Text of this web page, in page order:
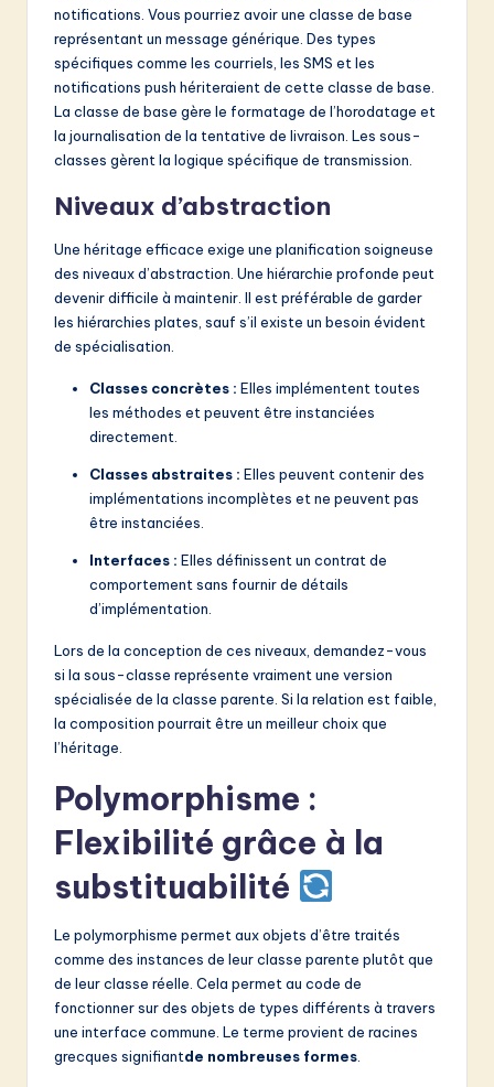
notifications. Vous pourriez avoir une classe de base
représentant un message générique. Des types
spécifiques comme les courriels, les SMS et les
notifications push hériteraient de cette classe de base.
La classe de base gère le formatage de l’horodatage et
la journalisation de la tentative de livraison. Les sous-
classes gèrent la logique spécifique de transmission.
Niveaux d’abstraction
Une héritage efficace exige une planification soigneuse
des niveaux d’abstraction. Une hiérarchie profonde peut
devenir difficile à maintenir. Il est préférable de garder
les hiérarchies plates, sauf s’il existe un besoin évident
de spécialisation.
Classes concrètes : Elles implémentent toutes
les méthodes et peuvent être instanciées
directement.
Classes abstraites : Elles peuvent contenir des
implémentations incomplètes et ne peuvent pas
être instanciées.
Interfaces : Elles définissent un contrat de
comportement sans fournir de détails
d’implémentation.
Lors de la conception de ces niveaux, demandez-vous
si la sous-classe représente vraiment une version
spécialisée de la classe parente. Si la relation est faible,
la composition pourrait être un meilleur choix que
l’héritage.
Polymorphisme :
Flexibilité grâce à la
substituabilité
Le polymorphisme permet aux objets d’être traités
comme des instances de leur classe parente plutôt que
de leur classe réelle. Cela permet au code de
fonctionner sur des objets de types différents à travers
une interface commune. Le terme provient de racines
grecques signifiantde nombreuses formes